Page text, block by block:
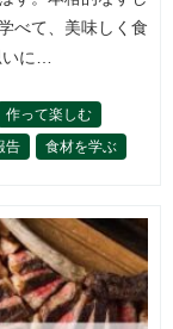
べて、美味しく食
に…
作って楽しむ
告 食材を学ぶ